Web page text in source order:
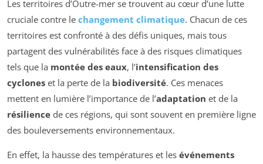
Les territoires d’Outre-mer se trouvent au cœur d’une lutte
cruciale contre le changement climatique. Chacun de ces
territoires est confronté à des défis uniques, mais tous
partagent des vulnérabilités face à des risques climatiques
tels que la montée des eaux, l’intensification des
cyclones et la perte de la biodiversité. Ces menaces
mettent en lumière l’importance de l’adaptation et de la
résilience de ces régions, qui sont souvent en première ligne
des bouleversements environnementaux.
En effet, la hausse des températures et les événements